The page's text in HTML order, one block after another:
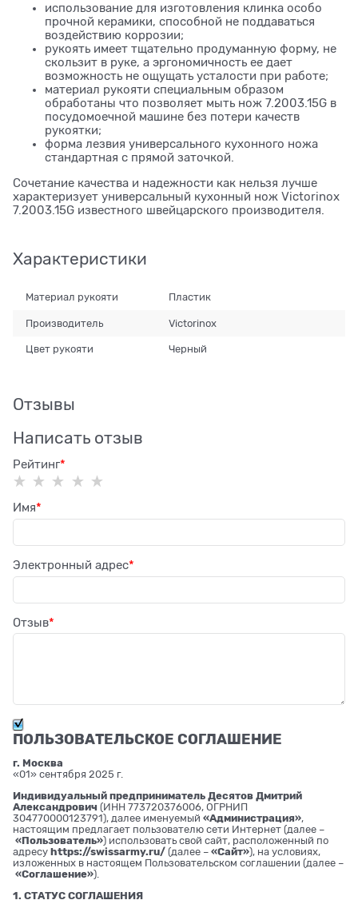
использование для изготовления клинка особо
прочной керамики, способной не поддаваться
воздействию коррозии;
рукоять имеет тщательно продуманную форму, не
скользит в руке, а эргономичность ее дает
возможность не ощущать усталости при работе;
материал рукояти специальным образом
обработаны что позволяет мыть нож 7.2003.15G в
посудомоечной машине без потери качеств
рукоятки;
форма лезвия универсального кухонного ножа
стандартная с прямой заточкой.
Сочетание качества и надежности как нельзя лучше
характеризует универсальный кухонный нож Victorinox
7.2003.15G известного швейцарского производителя.
Характеристики
Материал рукояти Пластик
Производитель Victorinox
Цвет рукояти Черный
Отзывы
Написать отзыв
Рейтинг
Имя
Электронный адрес
Отзыв
ПОЛЬЗОВАТЕЛЬСКОЕ СОГЛАШЕНИЕ
г. Москва
«01» сентября 2025 г.
Индивидуальный предприниматель Десятов Дмитрий
Александрович (ИНН 773720376006, ОГРНИП
304770000123791), далее именуемый «Администрация»,
настоящим предлагает пользователю сети Интернет (далее –
«Пользователь») использовать свой сайт, расположенный по
адресу https://swissarmy.ru/ (далее – «Сайт»), на условиях,
изложенных в настоящем Пользовательском соглашении (далее –
«Соглашение»).
1. СТАТУС СОГЛАШЕНИЯ